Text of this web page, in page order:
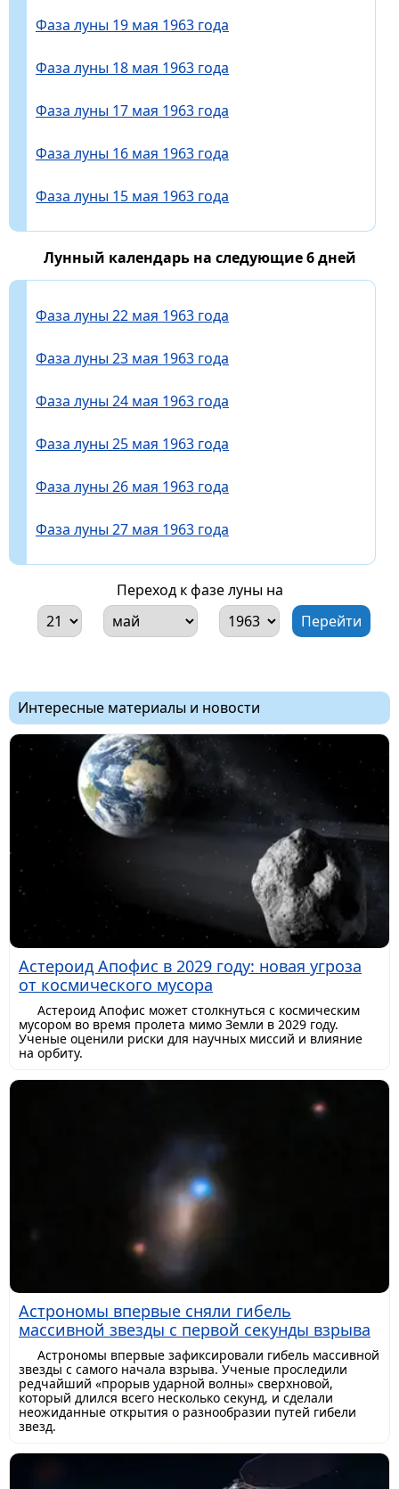
Фаза луны 19 мая 1963 года
Фаза луны 18 мая 1963 года
Фаза луны 17 мая 1963 года
Фаза луны 16 мая 1963 года
Фаза луны 15 мая 1963 года
Лунный календарь на следующие 6 дней
Фаза луны 22 мая 1963 года
Фаза луны 23 мая 1963 года
Фаза луны 24 мая 1963 года
Фаза луны 25 мая 1963 года
Фаза луны 26 мая 1963 года
Фаза луны 27 мая 1963 года
Переход к фазе луны на
Интересные материалы и новости
Астероид Апофис в 2029 году: новая угроза
от космического мусора
Астероид Апофис может столкнуться с космическим
мусором во время пролета мимо Земли в 2029 году.
Ученые оценили риски для научных миссий и влияние
на орбиту.
Астрономы впервые сняли гибель
массивной звезды с первой секунды взрыва
Астрономы впервые зафиксировали гибель массивной
звезды с самого начала взрыва. Ученые проследили
редчайший «прорыв ударной волны» сверхновой,
который длился всего несколько секунд, и сделали
неожиданные открытия о разнообразии путей гибели
звезд.